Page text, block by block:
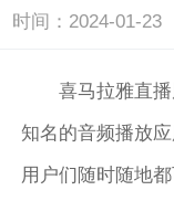
时间：2024-01-23
喜马拉雅直播
知名的音频播放
用户们随时随地